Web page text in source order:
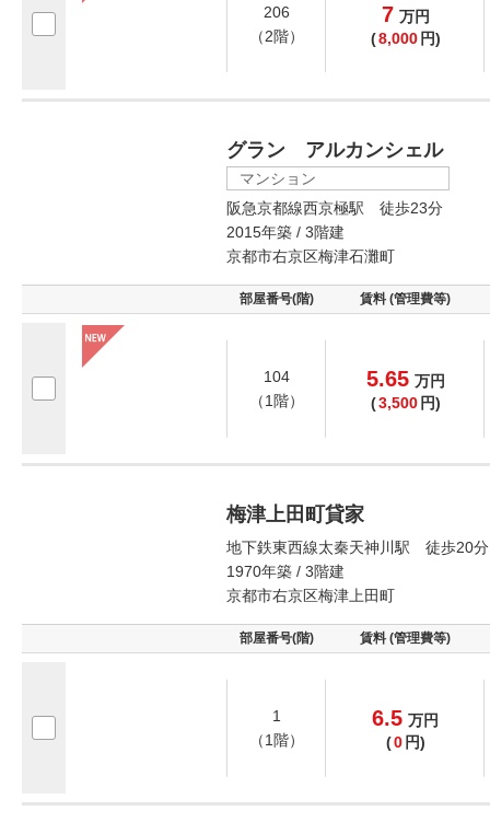
206
（2階）
7 万円
(8,000 円)
グラン アルカンシェル
マンション
阪急京都線西京極駅 徒歩23分
2015年築 / 3階建
京都市右京区梅津石灘町
部屋番号(階) 賃料 (管理費等)
104
（1階）
5.65 万円
(3,500 円)
梅津上田町貸家
地下鉄東西線太秦天神川駅 徒歩20分
1970年築 / 3階建
京都市右京区梅津上田町
部屋番号(階) 賃料 (管理費等)
1
（1階）
6.5 万円
(0 円)